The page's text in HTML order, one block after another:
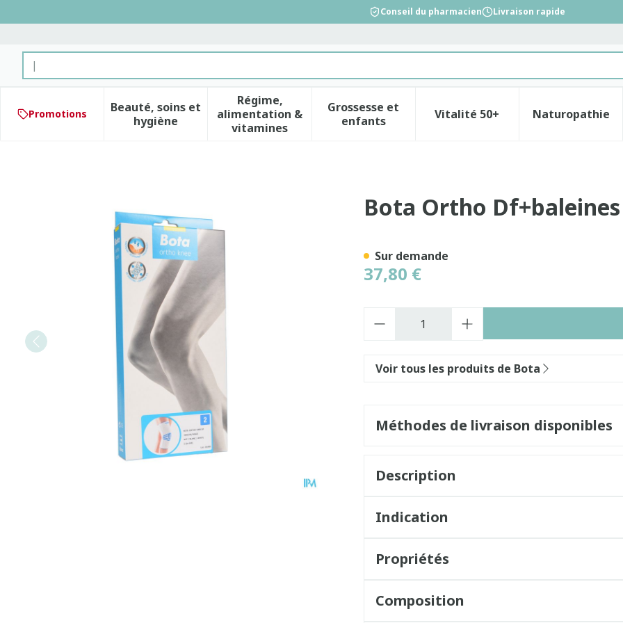
Conseil du pharmacien Livraison rapide
Rechercher
Promotions
Beauté, soins et
hygièneAfficher le sous-menu pour la catégorie Beauté, soins et hygiène
Régime,
alimentation &
vitamines
Afficher le sous-menu pour la catégorie Régime, alimentation &
Grossesse et
enfants
Afficher le sous-menu pour la catégorie
Vitalité 50+Afficher le sous-menu pour
Naturopathie
Afficher
Bota Ortho Df+baleines 1000 Wh N2Bota Ortho Df+baleines
37,80 €
Sur demande
Voir tous les produits de Bota
Méthodes de livraison disponibles
Description
Indication
Propriétés
Composition